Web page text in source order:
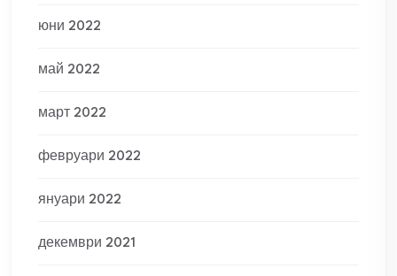
юни 2022
май 2022
март 2022
февруари 2022
януари 2022
декември 2021